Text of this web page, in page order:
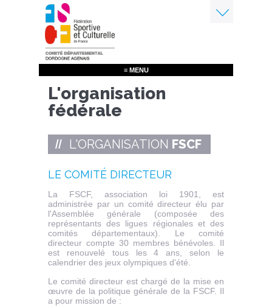
Aller
au
contenu
principal
≡ MENU
L'organisation
fédérale
L'ORGANISATION FSCF
LE COMITÉ DIRECTEUR
La FSCF, association loi 1901, est
administrée par un comité directeur élu par
l'Assemblée générale (composée des
représentants des ligues régionales et des
comités départementaux). Le comité
directeur compte 30 membres bénévoles. Il
est renouvelé tous les 4 ans, selon le
calendrier des jeux olympiques d'été.
Le comité directeur est chargé de la mise en
œuvre de la politique générale de la FSCF. Il
a pour mission de :